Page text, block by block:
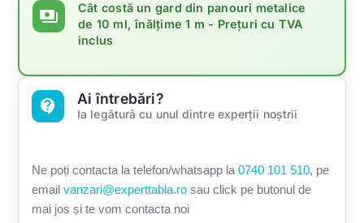
payments
Cât costă un gard din panouri metalice
de 10 ml, înălțime 1 m - Prețuri cu TVA
inclus
contact_support Ai întrebări?
Ia legătură cu unul dintre experții noștrii
Ne poți contacta la telefon/whatsapp la 0740 101 510, pe
email vanzari@experttabla.ro sau click pe butonul de
mai jos și te vom contacta noi